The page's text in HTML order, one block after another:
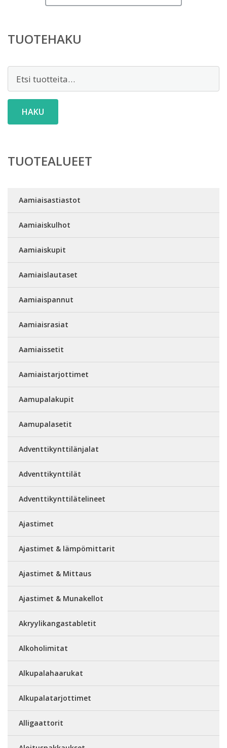
TUOTEHAKU
HAKU
TUOTEALUEET
Aamiaisastiastot
Aamiaiskulhot
Aamiaiskupit
Aamiaislautaset
Aamiaispannut
Aamiaisrasiat
Aamiaissetit
Aamiaistarjottimet
Aamupalakupit
Aamupalasetit
Adventtikynttilänjalat
Adventtikynttilät
Adventtikynttilätelineet
Ajastimet
Ajastimet & lämpömittarit
Ajastimet & Mittaus
Ajastimet & Munakellot
Akryylikangastabletit
Alkoholimitat
Alkupalahaarukat
Alkupalatarjottimet
Alligaattorit